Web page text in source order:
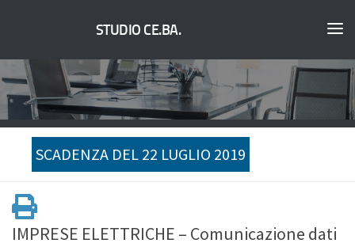
STUDIO CE.BA.
SCADENZA DEL 22 LUGLIO 2019
IMPRESE ELETTRICHE – Comunicazione dati